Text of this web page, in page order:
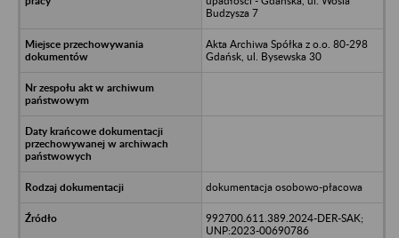
Budzysza 7
Akta Archiwa Spółka z o.o. 80-298
Gdańsk, ul. Bysewska 30
dokumentacja osobowo-płacowa
992700.611.389.2024-DER-SAK;
UNP:2023-00690786